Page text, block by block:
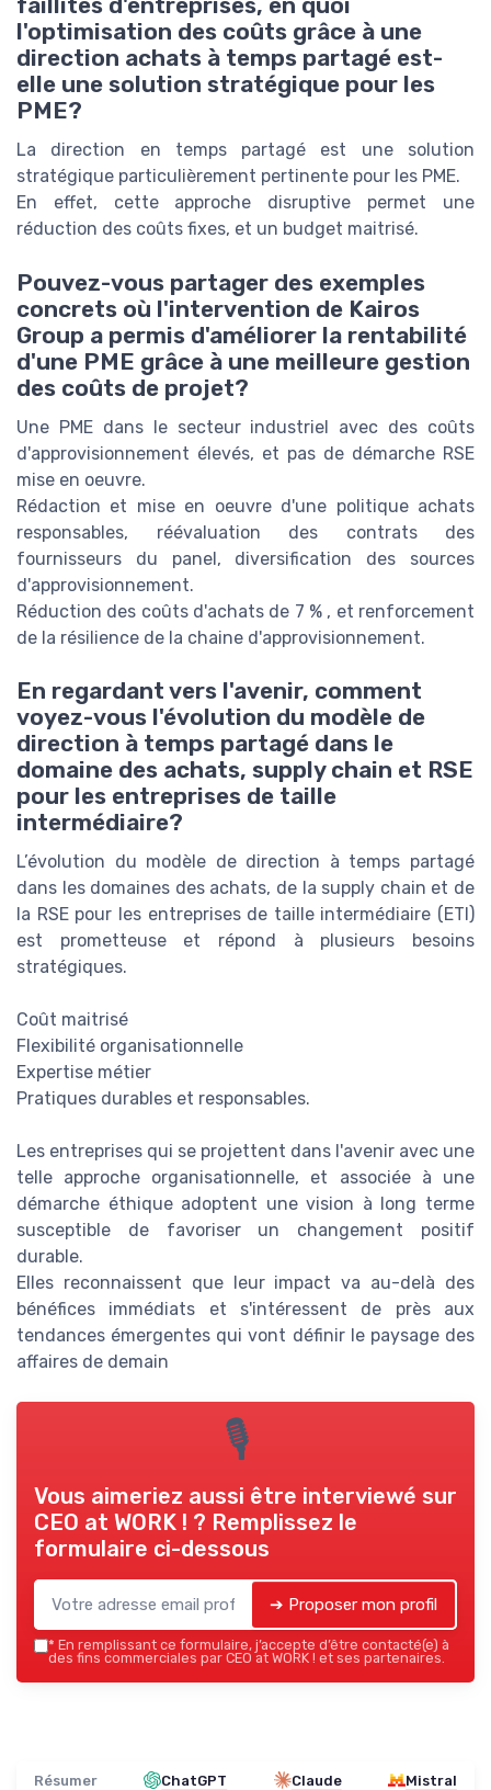
faillites d'entreprises, en quoi
l'optimisation des coûts grâce à une
direction achats à temps partagé est-
elle une solution stratégique pour les
PME?
La direction en temps partagé est une solution
stratégique particulièrement pertinente pour les PME.
En effet, cette approche disruptive permet une
réduction des coûts fixes, et un budget maitrisé.
Pouvez-vous partager des exemples
concrets où l'intervention de Kairos
Group a permis d'améliorer la rentabilité
d'une PME grâce à une meilleure gestion
des coûts de projet?
Une PME dans le secteur industriel avec des coûts
d'approvisionnement élevés, et pas de démarche RSE
mise en oeuvre.
Rédaction et mise en oeuvre d'une politique achats
responsables, réévaluation des contrats des
fournisseurs du panel, diversification des sources
d'approvisionnement.
Réduction des coûts d'achats de 7 % , et renforcement
de la résilience de la chaine d'approvisionnement.
En regardant vers l'avenir, comment
voyez-vous l'évolution du modèle de
direction à temps partagé dans le
domaine des achats, supply chain et RSE
pour les entreprises de taille
intermédiaire?
L’évolution du modèle de direction à temps partagé
dans les domaines des achats, de la supply chain et de
la RSE pour les entreprises de taille intermédiaire (ETI)
est prometteuse et répond à plusieurs besoins
stratégiques.
Coût maitrisé
Flexibilité organisationnelle
Expertise métier
Pratiques durables et responsables.
Les entreprises qui se projettent dans l'avenir avec une
telle approche organisationnelle, et associée à une
démarche éthique adoptent une vision à long terme
susceptible de favoriser un changement positif
durable.
Elles reconnaissent que leur impact va au-delà des
bénéfices immédiats et s'intéressent de près aux
tendances émergentes qui vont définir le paysage des
affaires de demain
🎙
Vous aimeriez aussi être interviewé sur
CEO at WORK ! ? Remplissez le
formulaire ci-dessous
➔ Proposer mon profil
* En remplissant ce formulaire, j’accepte d’être contacté(e) à
des fins commerciales par CEO at WORK ! et ses partenaires.
Résumer ChatGPT Claude Mistral